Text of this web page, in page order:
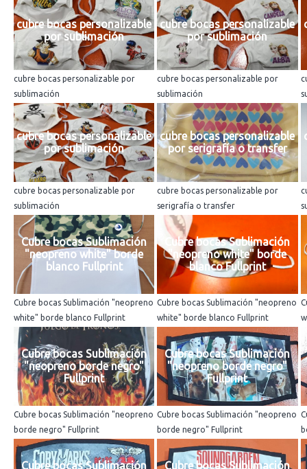
cubre bocas personalizable
por sublimación
cubre bocas personalizable por
sublimación
cubre bocas personalizable
por sublimación
cubre bocas personalizable por
sublimación
cubre bocas personalizable
por sublimación
cubre bocas personalizable por
sublimación
cubre bocas personalizable
por serigrafía o transfer
cubre bocas personalizable por
serigrafía o transfer
Cubre bocas Sublimación
"neopreno white" borde
blanco Fullprint
Cubre bocas Sublimación "neopreno
white" borde blanco Fullprint
Cubre bocas Sublimación
"neopreno white" borde
blanco Fullprint
Cubre bocas Sublimación "neopreno
white" borde blanco Fullprint
Cubre bocas Sublimación
"neopreno borde negro"
Fullprint
Cubre bocas Sublimación "neopreno
borde negro" Fullprint
Cubre bocas Sublimación
"neopreno borde negro"
Fullprint
Cubre bocas Sublimación "neopreno
borde negro" Fullprint
Cubre bocas Sublimación
Cubre bocas Sublimación